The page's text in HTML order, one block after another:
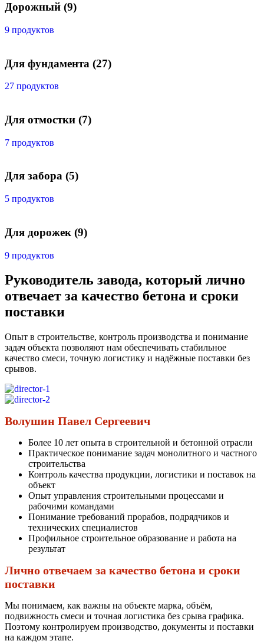
Дорожный (9)
9 продуктов
Для фундамента (27)
27 продуктов
Для отмостки (7)
7 продуктов
Для забора (5)
5 продуктов
Для дорожек (9)
9 продуктов
Руководитель завода, который лично
отвечает за качество бетона и сроки
поставки
Опыт в строительстве, контроль производства и понимание
задач объекта позволяют нам обеспечивать стабильное
качество смеси, точную логистику и надёжные поставки без
срывов.
Волушин Павел Сергеевич
Более 10 лет опыта в строительной и бетонной отрасли
Практическое понимание задач монолитного и частного
строительства
Контроль качества продукции, логистики и поставок на
объект
Опыт управления строительными процессами и
рабочими командами
Понимание требований прорабов, подрядчиков и
технических специалистов
Профильное строительное образование и работа на
результат
Лично отвечаем за качество бетона и сроки
поставки
Мы понимаем, как важны на объекте марка, объём,
подвижность смеси и точная логистика без срыва графика.
Поэтому контролируем производство, документы и поставки
на каждом этапе.